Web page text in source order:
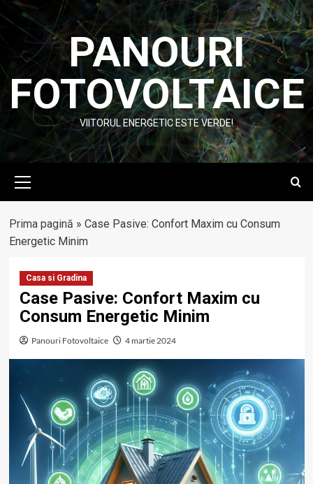
Skip
to
content
PANOURI
FOTOVOLTAICE
VIITORUL ENERGETIC ESTE VERDE!
Menu
Prima pagină » Case Pasive: Confort Maxim cu Consum
Energetic Minim
Casa si Gradina
Case Pasive: Confort Maxim cu
Consum Energetic Minim
Panouri Fotovoltaice 4 martie 2024